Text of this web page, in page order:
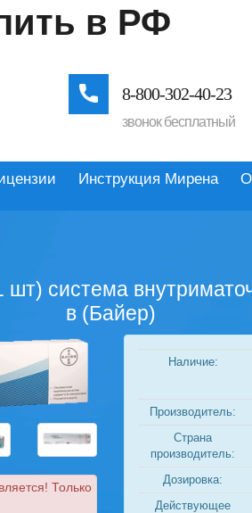
в РФ
8-800-302-40-23
звонок бесплатный
Инструкция Мирена
система
в (Байер)
Только
Наличие:
Производитель:
Страна
производитель:
Дозировка:
Действующее